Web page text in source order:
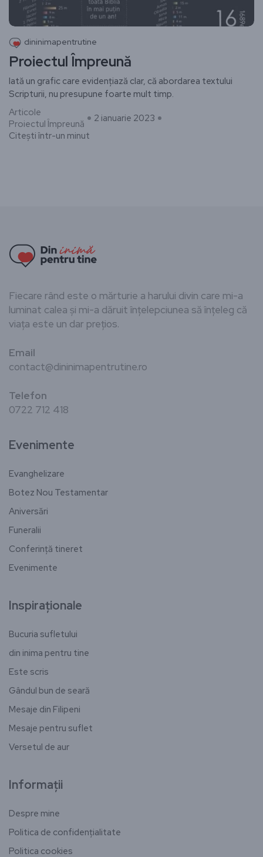
dininimapentrutine
Proiectul Împreună
Iată un grafic care evidențiază clar, că abordarea textului
Scripturii, nu presupune foarte mult timp.
Articole
Proiectul Împreună
2 ianuarie 2023
Citești într-un minut
Fiecare rând este o mărturie a harului divin care mi-a
luminat calea și mi-a dăruit înțelepciunea să înțeleg că
viața este un dar prețios.
Email
contact@dininimapentrutine.ro
Telefon
0722 712 418
Evenimente
Evanghelizare
Botez Nou Testamentar
Aniversări
Funeralii
Conferință tineret
Evenimente
Inspiraționale
Bucuria sufletului
din inima pentru tine
Este scris
Gândul bun de seară
Mesaje din Filipeni
Mesaje pentru suflet
Versetul de aur
Informații
Despre mine
Politica de confidențialitate
Politica cookies